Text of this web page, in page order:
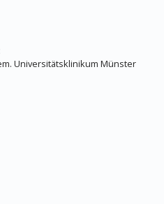
Universitätsklinikum Münster